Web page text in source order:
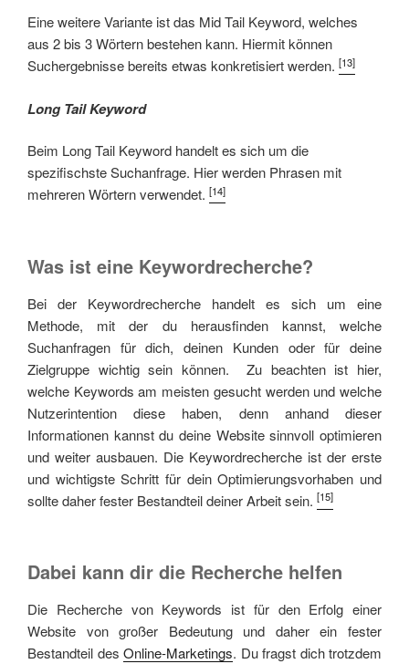
Eine weitere Variante ist das Mid Tail Keyword, welches
aus 2 bis 3 Wörtern bestehen kann. Hiermit können
Suchergebnisse bereits etwas konkretisiert werden. [13]
Long Tail Keyword
Beim Long Tail Keyword handelt es sich um die
spezifischste Suchanfrage. Hier werden Phrasen mit
mehreren Wörtern verwendet. [14]
Was ist eine Keywordrecherche?
Bei der Keywordrecherche handelt es sich um eine
Methode, mit der du herausfinden kannst, welche
Suchanfragen für dich, deinen Kunden oder für deine
Zielgruppe wichtig sein können. Zu beachten ist hier,
welche Keywords am meisten gesucht werden und welche
Nutzerintention diese haben, denn anhand dieser
Informationen kannst du deine Website sinnvoll optimieren
und weiter ausbauen. Die Keywordrecherche ist der erste
und wichtigste Schritt für dein Optimierungsvorhaben und
sollte daher fester Bestandteil deiner Arbeit sein. [15]
Dabei kann dir die Recherche helfen
Die Recherche von Keywords ist für den Erfolg einer
Website von großer Bedeutung und daher ein fester
Bestandteil des Online-Marketings. Du fragst dich trotzdem